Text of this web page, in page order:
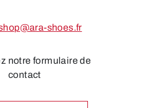
shoes.fr
notre formulaire de
contact